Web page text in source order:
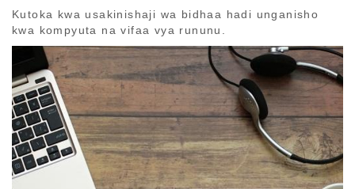
Kutoka kwa usakinishaji wa bidhaa hadi unganisho
kwa kompyuta na vifaa vya rununu.